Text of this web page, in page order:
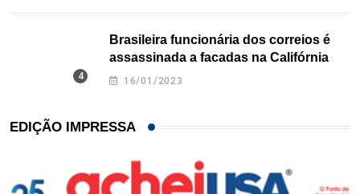
Brasileira funcionária dos correios é
assassinada a facadas na Califórnia
16/01/2023
EDIÇÃO IMPRESSA